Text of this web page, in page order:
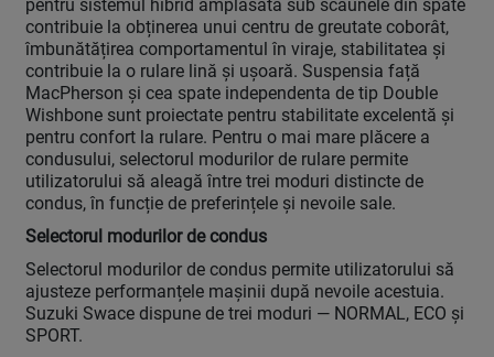
pentru sistemul hibrid amplasată sub scaunele din spate
contribuie la obținerea unui centru de greutate coborât,
îmbunătățirea comportamentul în viraje, stabilitatea și
contribuie la o rulare lină și ușoară. Suspensia față
MacPherson și cea spate independenta de tip Double
Wishbone sunt proiectate pentru stabilitate excelentă și
pentru confort la rulare. Pentru o mai mare plăcere a
condusului, selectorul modurilor de rulare permite
utilizatorului să aleagă între trei moduri distincte de
condus, în funcție de preferințele și nevoile sale.
Selectorul modurilor de condus
Selectorul modurilor de condus permite utilizatorului să
ajusteze performanțele mașinii după nevoile acestuia.
Suzuki Swace dispune de trei moduri — NORMAL, ECO și
SPORT.